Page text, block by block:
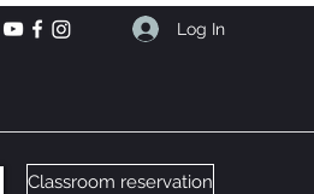
Log In
Classroom reservation